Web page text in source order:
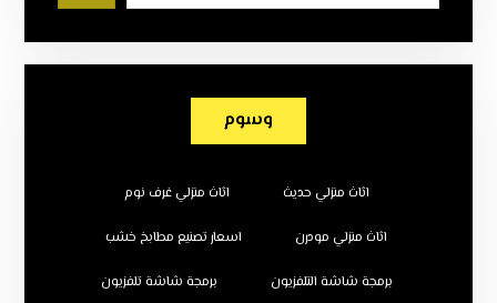
وسوم
اثاث منزلي حديث اثاث منزلي غرف نوم
اثاث منزلي مودرن اسعار تصنيع مطابخ خشب
برمجة شاشة التلفزيون برمجة شاشة تلفزيون